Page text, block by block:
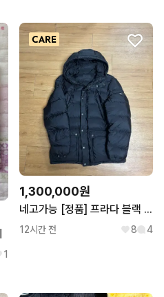
1
1,300,000원
네고가능 [정품] 프라다 블랙 패딩 50사이즈
12시간 전 8 4